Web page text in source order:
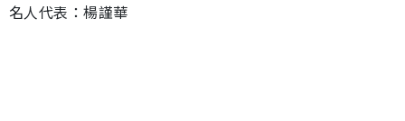
名人代表：楊謹華